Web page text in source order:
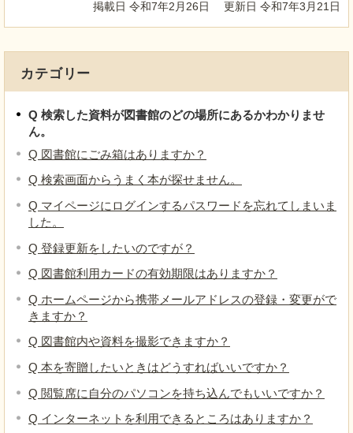
掲載日 令和7年2月26日 更新日 令和7年3月21日
カテゴリー
Q 検索した資料が図書館のどの場所にあるかわかりませ
ん。
Q 図書館にごみ箱はありますか？
Q 検索画面からうまく本が探せません。
Q マイページにログインするパスワードを忘れてしまいま
した。
Q 登録更新をしたいのですが？
Q 図書館利用カードの有効期限はありますか？
Q ホームページから携帯メールアドレスの登録・変更がで
きますか？
Q 図書館内や資料を撮影できますか？
Q 本を寄贈したいときはどうすればいいですか？
Q 閲覧席に自分のパソコンを持ち込んでもいいですか？
Q インターネットを利用できるところはありますか？